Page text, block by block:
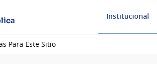
Institucional
Para Este Sitio